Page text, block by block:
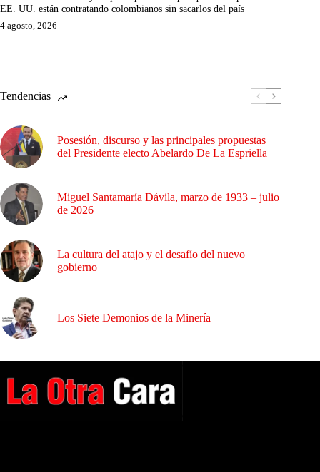
EE. UU. están contratando colombianos sin sacarlos del país
4 agosto, 2026
Tendencias
Posesión, discurso y las principales propuestas
del Presidente electo Abelardo De La Espriella
Miguel Santamaría Dávila, marzo de 1933 – julio
de 2026
La cultura del atajo y el desafío del nuevo
gobierno
Los Siete Demonios de la Minería